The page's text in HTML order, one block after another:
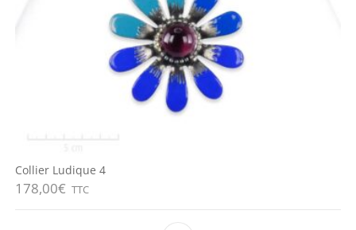
Collier Ludique 4
178,00€ TTC